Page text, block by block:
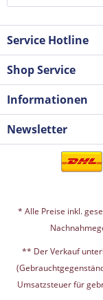
Service Hotline
Shop Service
Informationen
Newsletter
* Alle Preise inkl.
** Der Verkauf
Umsatzsteuer für